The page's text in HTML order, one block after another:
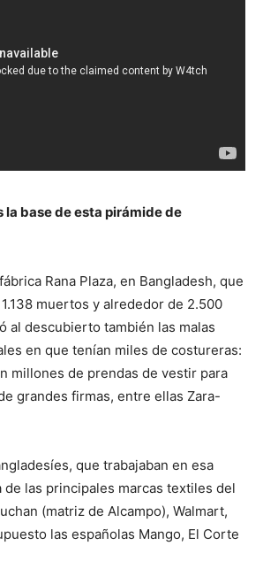
la base de esta pirámide de
Rana Plaza, en Bangladesh, que
muertos y alrededor de 2.500
al descubierto también las malas
en que tenían miles de costureras:
millones de prendas de vestir para
grandes firmas, entre ellas Zara-
que trabajaban en esa
las principales marcas textiles del
(matriz de Alcampo), Walmart,
las españolas Mango, El Corte